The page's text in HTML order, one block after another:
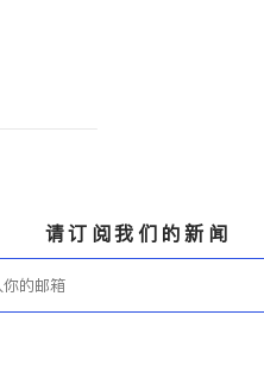
请订阅我们的新闻